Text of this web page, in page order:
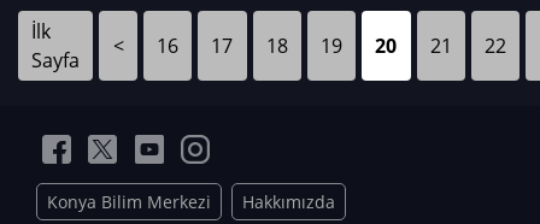
İlk
Sayfa
< 16 17 18 19 20 21 22
Konya Bilim Merkezi Hakkımızda